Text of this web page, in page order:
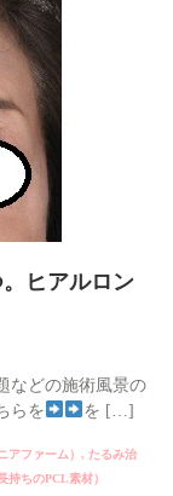
ヒアルロン
などの施術風景の
らを
を […]
アファーム） , たるみ治
持ちのPCL素材）